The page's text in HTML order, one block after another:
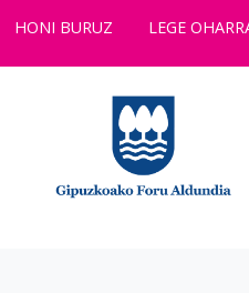
HONI BURUZ LEGE